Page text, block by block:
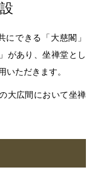
にできる「大慈閣」
があり、坐禅堂とし
いただきます。
大広間において坐禅